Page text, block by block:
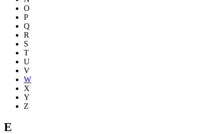
O
P
Q
R
S
T
U
V
W
X
Y
Z
E